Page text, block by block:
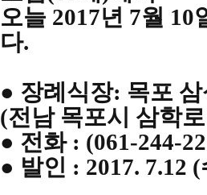
오늘 2017년 7월
다.
● 장례식장: 목포
(전남 목포시 삼학
● 전화 : (061-244-
● 발인 : 2017. 7.12